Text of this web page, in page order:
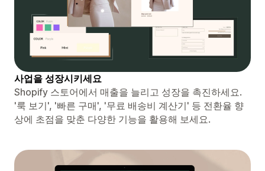
사업을 성장시키세요
Shopify 스토어에서 매출을 늘리고 성장을 촉진하세요.
'룩 보기', '빠른 구매', '무료 배송비 계산기' 등 전환율 향
상에 초점을 맞춘 다양한 기능을 활용해 보세요.